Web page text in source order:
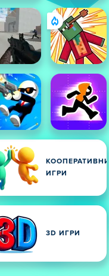
КООПЕРАТИВНИ
ИГРИ
3D ИГРИ